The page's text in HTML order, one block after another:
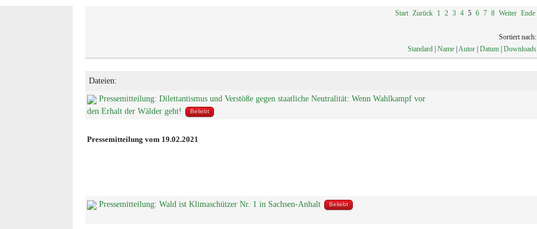
Start Zurück 1 2 3 4 5 6 7 8 Weiter Ende
Sortiert nach:
Standard Name Autor Datum Downloads
Dateien:
Pressemitteilung: Dilettantismus und Verstöße gegen staatliche Neutralität: Wenn Wahlkampf vor
den Erhalt der Wälder geht!
Beliebt
Pressemitteilung vom 19.02.2021
Pressemitteilung: Wald ist Klimaschützer Nr. 1 in Sachsen-Anhalt Beliebt